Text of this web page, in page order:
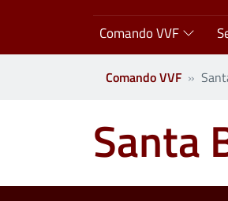
Navigazione
Comando VVF
Comando VVF
Santa